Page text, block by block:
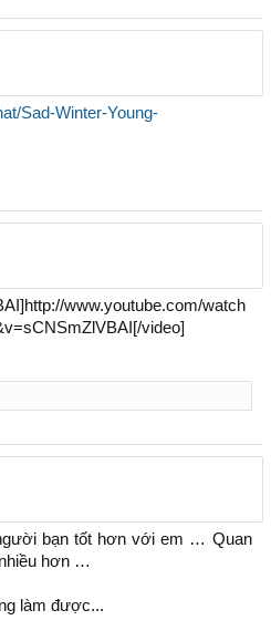
Sad-Winter-Young-
www.youtube.com/watch
video]
bạn tốt hơn với em … Quan
hơn …
làm được...